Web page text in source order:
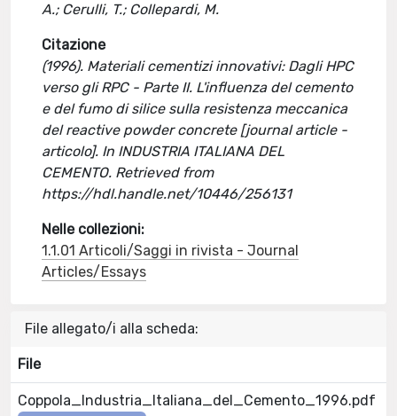
A.; Cerulli, T.; Collepardi, M.
Citazione
(1996). Materiali cementizi innovativi: Dagli HPC
verso gli RPC - Parte II. L'influenza del cemento
e del fumo di silice sulla resistenza meccanica
del reactive powder concrete [journal article -
articolo]. In INDUSTRIA ITALIANA DEL
CEMENTO. Retrieved from
https://hdl.handle.net/10446/256131
Nelle collezioni:
1.1.01 Articoli/Saggi in rivista - Journal
Articles/Essays
File allegato/i alla scheda:
File
Coppola_Industria_Italiana_del_Cemento_1996.pdf